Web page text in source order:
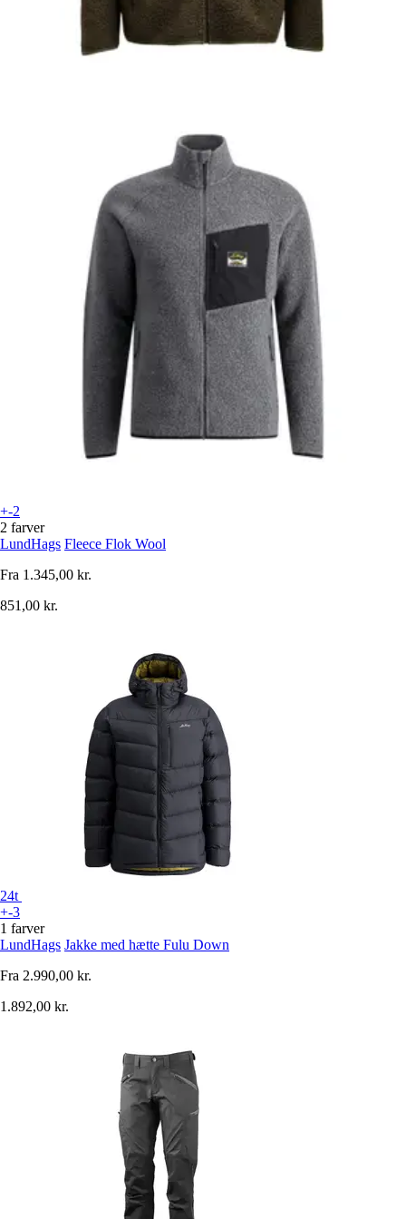
+-2
2 farver
LundHags Fleece Flok Wool
Fra 1.345,00 kr.
851,00 kr.
24t
+-3
1 farver
LundHags Jakke med hætte Fulu Down
Fra 2.990,00 kr.
1.892,00 kr.